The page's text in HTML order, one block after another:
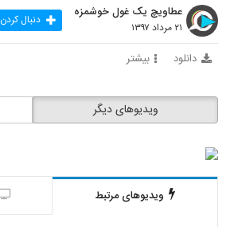
عطاویچ یک غول خوشمزه
۲۱ مرداد ۱۳۹۷ دنبال کردن
دانلود بیشتر
ویدیوهای دیگر
ویدیوهای مرتبط